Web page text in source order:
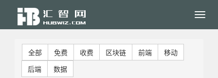
全部 免费 收费 区块链 前端
移动
后端
数据